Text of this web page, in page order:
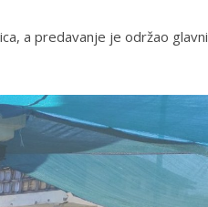
a predavanje je održao glavni